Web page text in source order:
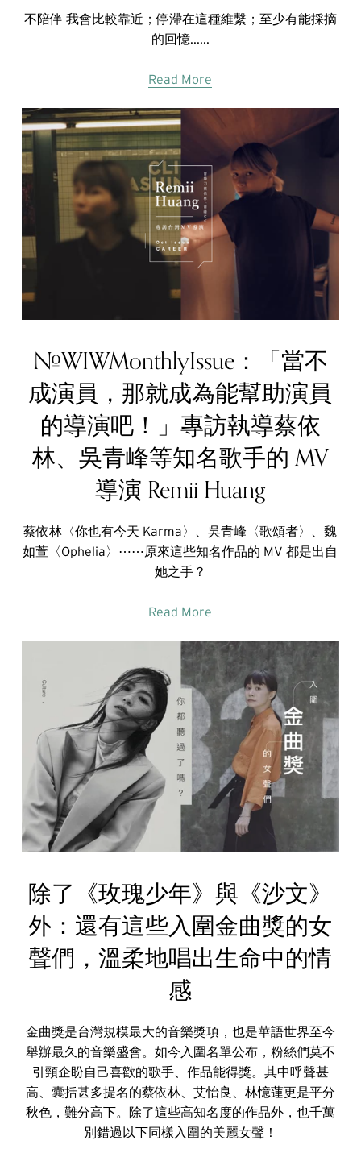
不陪伴 我會比較靠近；停滯在這種維繫；至少有能採摘
的回憶......
Read More
#WIWMonthlyIssue：「當不
成演員，那就成為能幫助演員
的導演吧！」專訪執導蔡依
林、吳青峰等知名歌手的 MV
導演 Remii Huang
蔡依林〈你也有今天 Karma〉、吳青峰〈歌頌者〉、魏
如萱〈Ophelia〉⋯⋯原來這些知名作品的 MV 都是出自
她之手？
Read More
除了《玫瑰少年》與《沙文》
外：還有這些入圍金曲獎的女
聲們，溫柔地唱出生命中的情
感
金曲獎是台灣規模最大的音樂獎項，也是華語世界至今
舉辦最久的音樂盛會。如今入圍名單公布，粉絲們莫不
引頸企盼自己喜歡的歌手、作品能得獎。其中呼聲甚
高、囊括甚多提名的蔡依林、艾怡良、林憶蓮更是平分
秋色，難分高下。除了這些高知名度的作品外，也千萬
別錯過以下同樣入圍的美麗女聲！